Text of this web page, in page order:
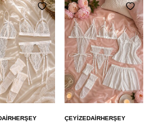
ÇEYIZEDAIRHERŞEY